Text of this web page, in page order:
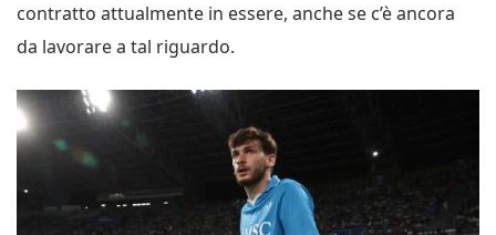
contratto attualmente in essere, anche se c’è ancora
da lavorare a tal riguardo.